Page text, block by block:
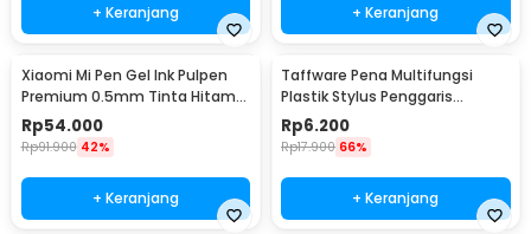
+ Keranjang + Keranjang
Xiaomi Mi Pen Gel Ink Pulpen
Premium 0.5mm Tinta Hitam
10 PCS - MJZXB01WC
Rp54.000
Rp91.900 42%
+ Keranjang
Taffware Pena Multifungsi
Plastik Stylus Penggaris
Waterpass Obeng - 9625
Rp6.200
Rp17.900 66%
+ Keranjang